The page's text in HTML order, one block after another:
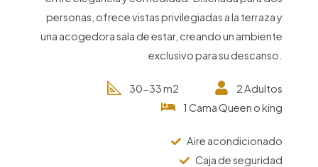
personas, ofrece vistas privilegiadas a la terraza y
una acogedora sala de estar, creando un ambiente
exclusivo para su descanso.
30-33 m2
2 Adultos
1 Cama Queen o king
Aire acondicionado
Caja de seguridad